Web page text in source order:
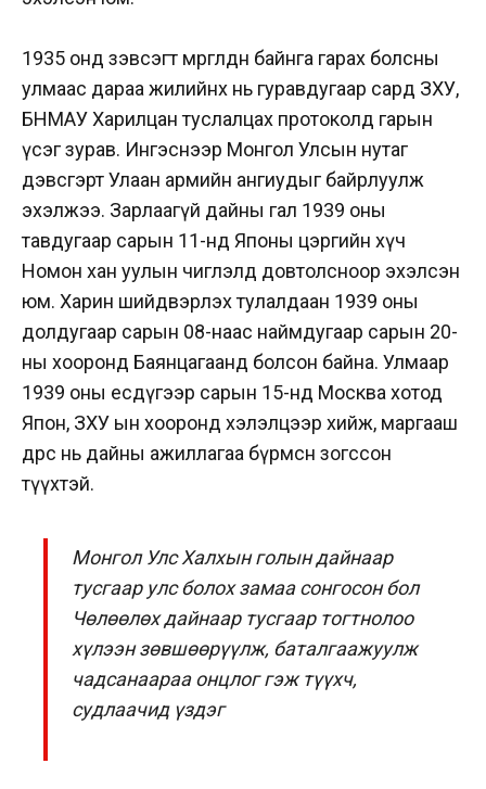
1935 онд зэвсэгт мөргөлдөөн байнга гарах болсны
улмаас дараа жилийнх нь гуравдугаар сард ЗХУ,
БНМАУ Харилцан туслалцах протоколд гарын
үсэг зурав. Ингэснээр Монгол Улсын нутаг
дэвсгэрт Улаан армийн ангиудыг байрлуулж
эхэлжээ. Зарлаагүй дайны гал 1939 оны
тавдугаар сарын 11-нд Японы цэргийн хүч
Номон хан уулын чиглэлд довтолсноор эхэлсэн
юм. Харин шийдвэрлэх тулалдаан 1939 оны
долдугаар сарын 08-наас наймдугаар сарын 20-
ны хооронд Баянцагаанд болсон байна. Улмаар
1939 оны есдүгээр сарын 15-нд Москва хотод
Япон, ЗХУ ын хооронд хэлэлцээр хийж, маргааш
өдрөөс нь дайны ажиллагаа бүрмөсөн зогссон
түүхтэй.
Монгол Улс Халхын голын дайнаар
тусгаар улс болох замаа сонгосон бол
Чөлөөлөх дайнаар тусгаар тогтнолоо
хүлээн зөвшөөрүүлж, баталгаажуулж
чадсанаараа онцлог гэж түүхч,
судлаачид үздэг